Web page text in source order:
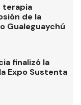
terapia
de la
Gualeguaychú
finalizó la
Expo Sustenta